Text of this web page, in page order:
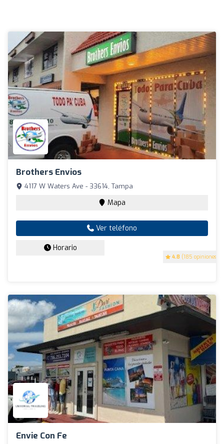
Brothers Envios
4.8 (185 opiniones)
4117 W Waters Ave - 33614, Tampa
Mapa
Ver teléfono
Horario
Envie Con Fe